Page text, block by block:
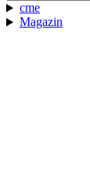
cme
Magazin